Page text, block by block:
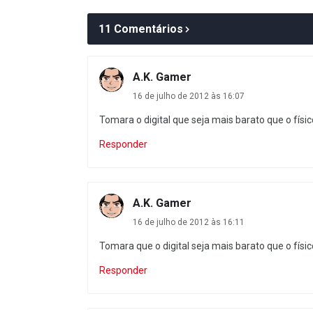
11 Comentários
A.K. Gamer
16 de julho de 2012 às 16:07
Tomara o digital que seja mais barato que o
Responder
A.K. Gamer
16 de julho de 2012 às 16:11
Tomara que o digital seja mais barato que o
Responder